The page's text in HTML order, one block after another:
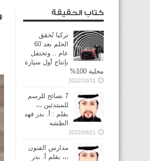
كتاب الحقيقة
تركيا تُحقق
الحلم بعد 60
عام .. وتحتفل
بإنتاج أول سيارة
محلية 100%
2022/10/31
7 نصائح للرسم
للمبتدئين ،،،
بقلم : أ. بدر فهد
الطشه
2022/09/21
مدارس الفنون
،،، بقلم أ. بدر